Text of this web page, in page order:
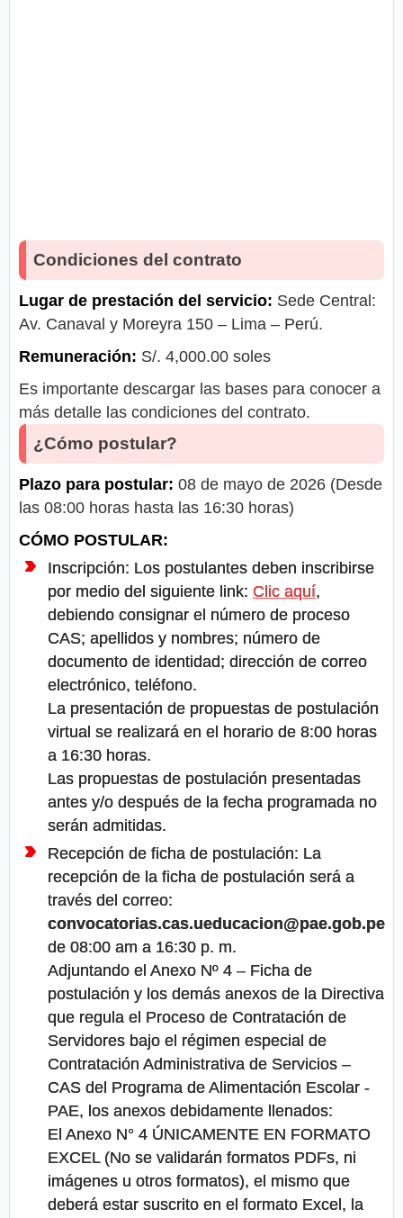
Condiciones del contrato
Lugar de prestación del servicio: Sede Central:
Av. Canaval y Moreyra 150 – Lima – Perú.
Remuneración: S/. 4,000.00 soles
Es importante descargar las bases para conocer a
más detalle las condiciones del contrato.
¿Cómo postular?
Plazo para postular: 08 de mayo de 2026 (Desde
las 08:00 horas hasta las 16:30 horas)
CÓMO POSTULAR:
Inscripción: Los postulantes deben inscribirse
por medio del siguiente link: Clic aquí,
debiendo consignar el número de proceso
CAS; apellidos y nombres; número de
documento de identidad; dirección de correo
electrónico, teléfono.
La presentación de propuestas de postulación
virtual se realizará en el horario de 8:00 horas
a 16:30 horas.
Las propuestas de postulación presentadas
antes y/o después de la fecha programada no
serán admitidas.
Recepción de ficha de postulación: La
recepción de la ficha de postulación será a
través del correo:
convocatorias.cas.ueducacion@pae.gob.pe
de 08:00 am a 16:30 p. m.
Adjuntando el Anexo Nº 4 – Ficha de
postulación y los demás anexos de la Directiva
que regula el Proceso de Contratación de
Servidores bajo el régimen especial de
Contratación Administrativa de Servicios –
CAS del Programa de Alimentación Escolar -
PAE, los anexos debidamente llenados:
El Anexo N° 4 ÚNICAMENTE EN FORMATO
EXCEL (No se validarán formatos PDFs, ni
imágenes u otros formatos), el mismo que
deberá estar suscrito en el formato Excel, la